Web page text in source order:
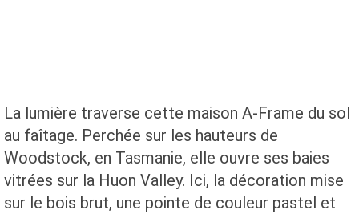
La lumière traverse cette maison A-Frame du sol
au faîtage. Perchée sur les hauteurs de
Woodstock, en Tasmanie, elle ouvre ses baies
vitrées sur la Huon Valley. Ici, la décoration mise
sur le bois brut, une pointe de couleur pastel et